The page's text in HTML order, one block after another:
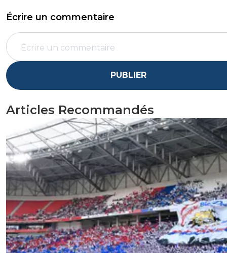
Écrire un commentaire
PUBLIER
Articles Recommandés